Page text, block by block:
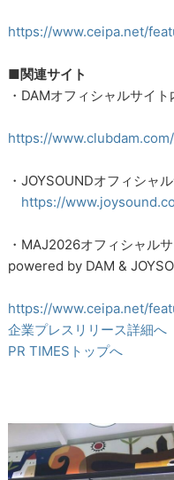
https://www.ceipa.net/
■関連サイト
・DAMオフィシャルサイ
https://
・JOYSOUNDオフィシャ
https://
・MAJ2026オフィシャル
powered by DAM &
https://www.ceipa.net/
企業プレスリリース詳細へ
PR TIMESトップへ